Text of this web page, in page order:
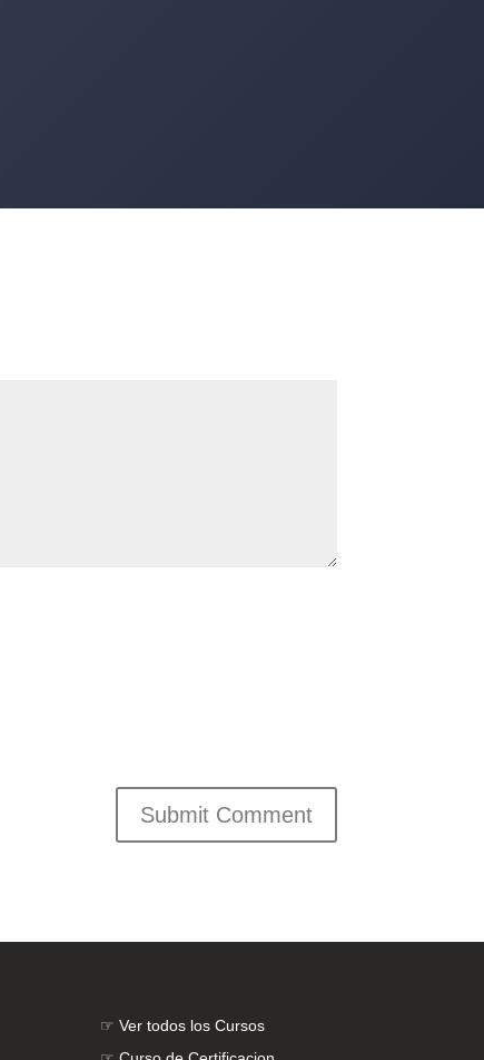
☞Ver todos los Cursos